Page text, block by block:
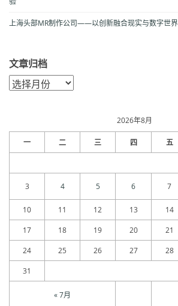
上海头部MR制作公司——以创新融合现实与数字世
文章归档
文
章
2026年8月
一 二 三 四 五
« 7月
3 4 5 6 7
10 11 12 13 14
17
18 19 20 21
24
25 26 27 28
31